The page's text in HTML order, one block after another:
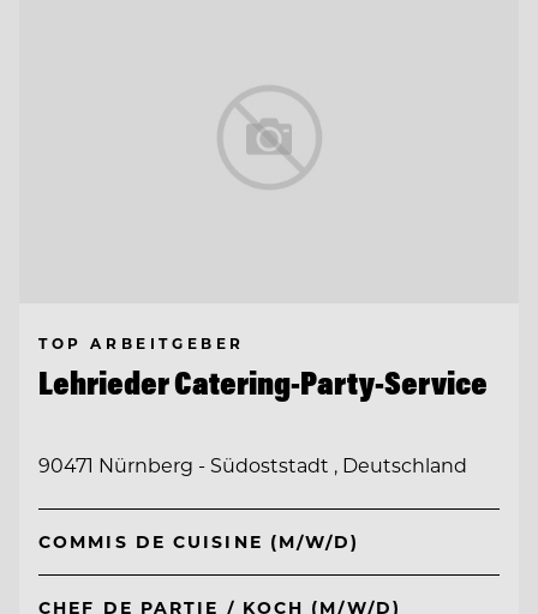
TOP ARBEITGEBER
Lehrieder Catering-Party-Service
90471 Nürnberg - Südoststadt , Deutschland
COMMIS DE CUISINE (M/W/D)
CHEF DE PARTIE / KOCH (M/W/D)